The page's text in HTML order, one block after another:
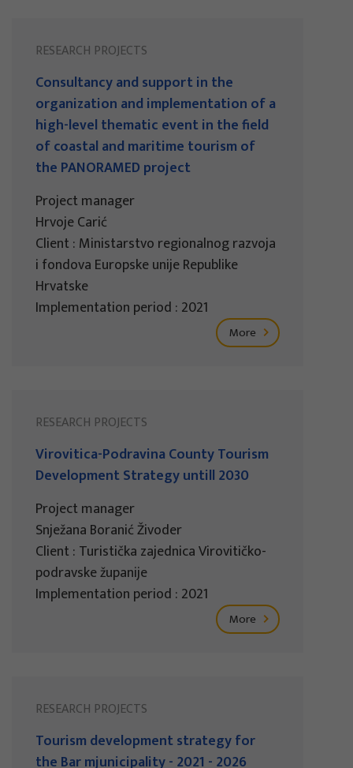
RESEARCH PROJECTS
Consultancy and support in the
organization and implementation of a
high-level thematic event in the field
of coastal and maritime tourism of
the PANORAMED project
Project manager
Hrvoje Carić
Client : Ministarstvo regionalnog razvoja
i fondova Europske unije Republike
Hrvatske
Implementation period : 2021
More
RESEARCH PROJECTS
Virovitica-Podravina County Tourism
Development Strategy untill 2030
Project manager
Snježana Boranić Živoder
Client : Turistička zajednica Virovitičko-
podravske županije
Implementation period : 2021
More
RESEARCH PROJECTS
Tourism development strategy for
the Bar mjunicipality - 2021 - 2026